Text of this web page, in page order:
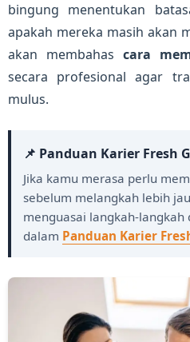
bingung menentukan
apakah mereka masih akan
akan membahas cara
secara profesional agar
mulus.
📌 Panduan Karier Fresh
Jika kamu merasa perlu
sebelum melangkah lebih
menguasai langkah-langkah
dalam Panduan Karier